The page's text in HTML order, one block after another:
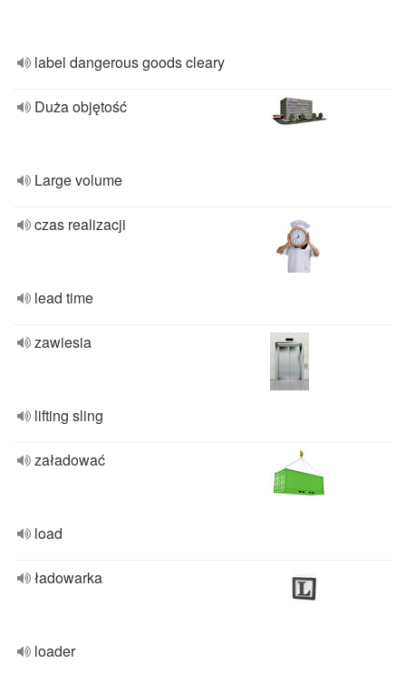
label dangerous goods cleary
Duża objętość
Large volume
czas realizacji
lead time
zawiesia
lifting sling
załadować
load
ładowarka
loader